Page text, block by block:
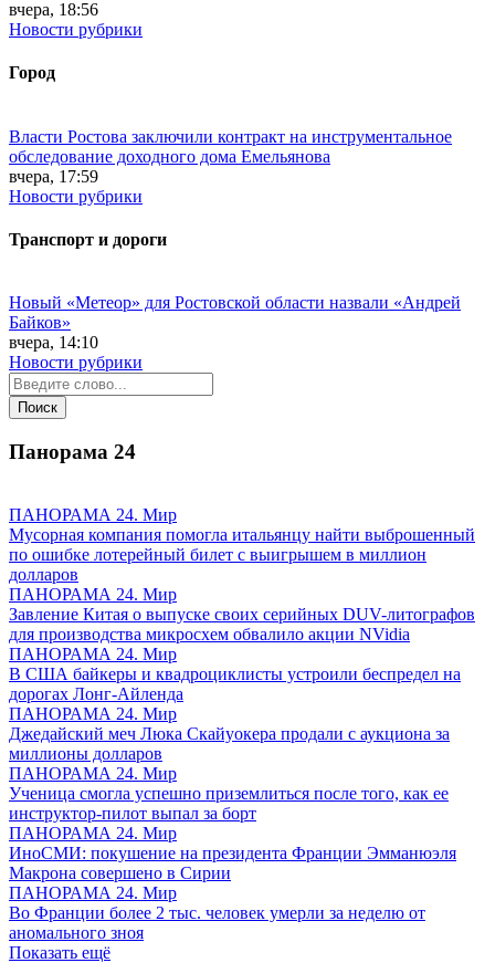
вчера, 18:56
Новости рубрики
Город
Власти Ростова заключили контракт на инструментальное
обследование доходного дома Емельянова
вчера, 17:59
Новости рубрики
Транспорт и дороги
Новый «Метеор» для Ростовской области назвали «Андрей
Байков»
вчера, 14:10
Новости рубрики
Панорама 24
ПАНОРАМА 24. Мир
Мусорная компания помогла итальянцу найти выброшенный
по ошибке лотерейный билет с выигрышем в миллион
долларов
ПАНОРАМА 24. Мир
Завление Китая о выпуске своих серийных DUV-литографов
для производства микросхем обвалило акции NVidia
ПАНОРАМА 24. Мир
В США байкеры и квадроциклисты устроили беспредел на
дорогах Лонг-Айленда
ПАНОРАМА 24. Мир
Джедайский меч Люка Скайуокера продали с аукциона за
миллионы долларов
ПАНОРАМА 24. Мир
Ученица смогла успешно приземлиться после того, как ее
инструктор-пилот выпал за борт
ПАНОРАМА 24. Мир
ИноСМИ: покушение на президента Франции Эмманюэля
Макрона совершено в Сирии
ПАНОРАМА 24. Мир
Во Франции более 2 тыс. человек умерли за неделю от
аномального зноя
Показать ещё